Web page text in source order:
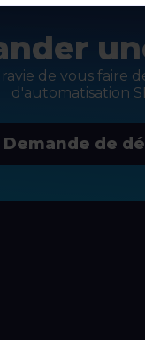
de vous
d'automatisation
Demande de